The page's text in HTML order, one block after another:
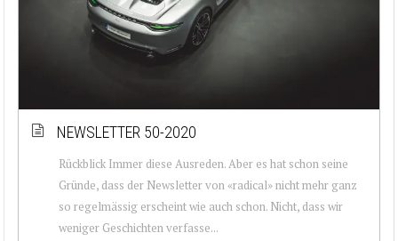
NEWSLETTER 50-2020
Rückblick Immer diese Ausreden. Aber es hat schon seine
Gründe, dass der Newsletter von «radical» nicht mehr ganz
so regelmässig erscheint wie auch schon. Nicht, dass wir
weniger Geschichten verfasse...